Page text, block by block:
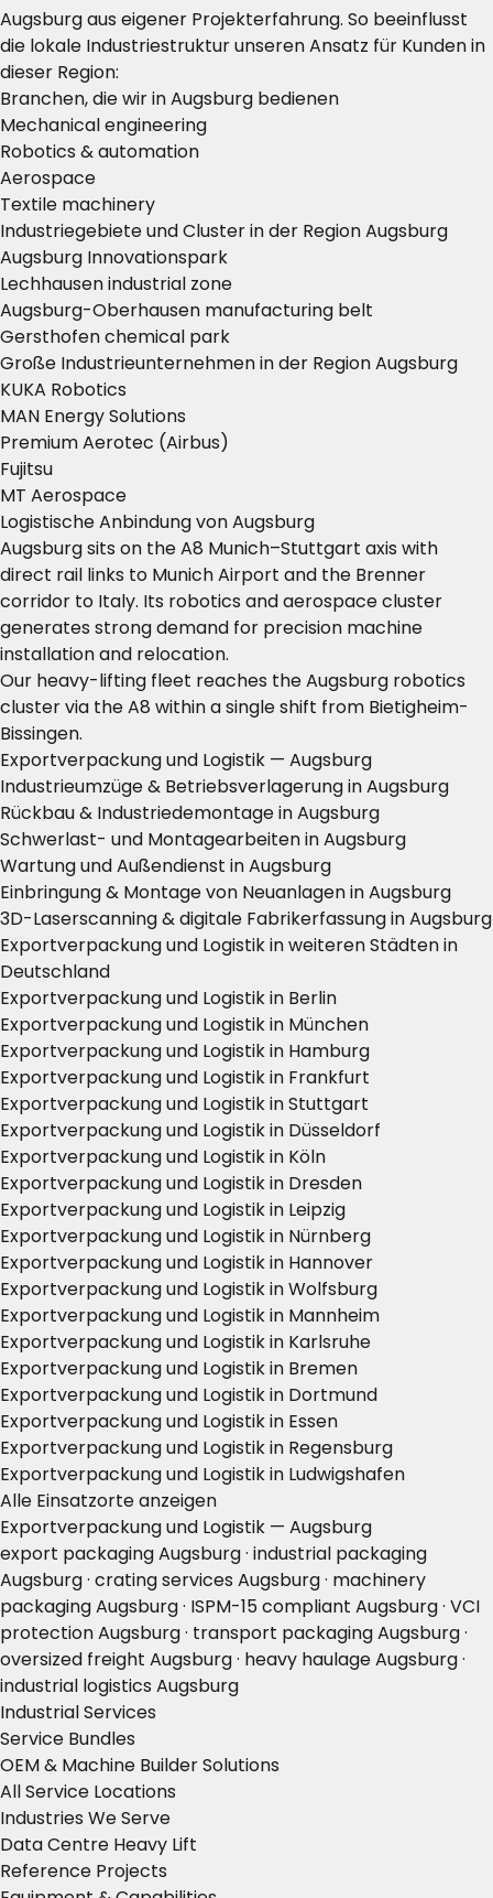
Augsburg aus eigener Projekterfahrung. So beeinflusst
die lokale Industriestruktur unseren Ansatz für Kunden in
dieser Region:
Branchen, die wir in Augsburg bedienen
Mechanical engineering
Robotics & automation
Aerospace
Textile machinery
Industriegebiete und Cluster in der Region Augsburg
Augsburg Innovationspark
Lechhausen industrial zone
Augsburg-Oberhausen manufacturing belt
Gersthofen chemical park
Große Industrieunternehmen in der Region Augsburg
KUKA Robotics
MAN Energy Solutions
Premium Aerotec (Airbus)
Fujitsu
MT Aerospace
Logistische Anbindung von Augsburg
Augsburg sits on the A8 Munich–Stuttgart axis with
direct rail links to Munich Airport and the Brenner
corridor to Italy. Its robotics and aerospace cluster
generates strong demand for precision machine
installation and relocation.
Our heavy-lifting fleet reaches the Augsburg robotics
cluster via the A8 within a single shift from Bietigheim-
Bissingen.
Exportverpackung und Logistik — Augsburg
Industrieumzüge & Betriebsverlagerung in Augsburg
Rückbau & Industriedemontage in Augsburg
Schwerlast- und Montagearbeiten in Augsburg
Wartung und Außendienst in Augsburg
Einbringung & Montage von Neuanlagen in Augsburg
3D-Laserscanning & digitale Fabrikerfassung in Augsburg
Exportverpackung und Logistik in weiteren Städten in
Deutschland
Exportverpackung und Logistik in Berlin
Exportverpackung und Logistik in München
Exportverpackung und Logistik in Hamburg
Exportverpackung und Logistik in Frankfurt
Exportverpackung und Logistik in Stuttgart
Exportverpackung und Logistik in Düsseldorf
Exportverpackung und Logistik in Köln
Exportverpackung und Logistik in Dresden
Exportverpackung und Logistik in Leipzig
Exportverpackung und Logistik in Nürnberg
Exportverpackung und Logistik in Hannover
Exportverpackung und Logistik in Wolfsburg
Exportverpackung und Logistik in Mannheim
Exportverpackung und Logistik in Karlsruhe
Exportverpackung und Logistik in Bremen
Exportverpackung und Logistik in Dortmund
Exportverpackung und Logistik in Essen
Exportverpackung und Logistik in Regensburg
Exportverpackung und Logistik in Ludwigshafen
Alle Einsatzorte anzeigen
Exportverpackung und Logistik — Augsburg
export packaging Augsburg · industrial packaging
Augsburg · crating services Augsburg · machinery
packaging Augsburg · ISPM-15 compliant Augsburg · VCI
protection Augsburg · transport packaging Augsburg ·
oversized freight Augsburg · heavy haulage Augsburg ·
industrial logistics Augsburg
Industrial Services
Service Bundles
OEM & Machine Builder Solutions
All Service Locations
Industries We Serve
Data Centre Heavy Lift
Reference Projects